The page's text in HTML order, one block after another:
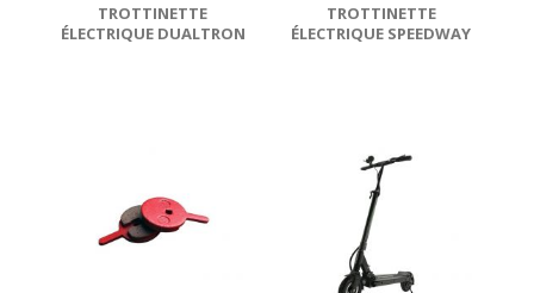
TROTTINETTE
ÉLECTRIQUE DUALTRON
TROTTINETTE
ÉLECTRIQUE SPEEDWAY